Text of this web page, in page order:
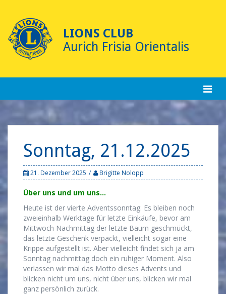
content
LIONS CLUB
Aurich Frisia Orientalis
Sonntag, 21.12.2025
21. Dezember 2025 Brigitte Nolopp
Über uns und um uns…
Heute ist der vierte Adventssonntag. Es bleiben noch
zweieinhalb Werktage für letzte Einkäufe, bevor am
Mittwoch Nachmittag der letzte Baum geschmückt,
das letzte Geschenk verpackt, vielleicht sogar eine
Krippe aufgestellt ist. Aber vielleicht findet sich ja am
Sonntag nachmittag doch ein ruhiger Moment. Also
verlassen wir mal das Motto dieses Advents und
blicken nicht um uns, nicht über uns, blicken wir mal
ganz persönlich zurück.